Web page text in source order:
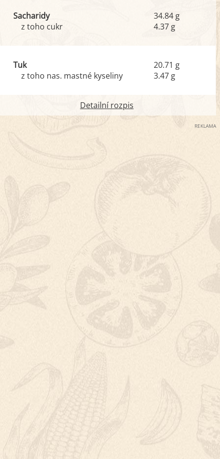
Sacharidy
z toho cukr
34.84 g
4.37 g
Tuk
z toho nas. mastné kyseliny
20.71 g
3.47 g
Detailní rozpis
REKLAMA